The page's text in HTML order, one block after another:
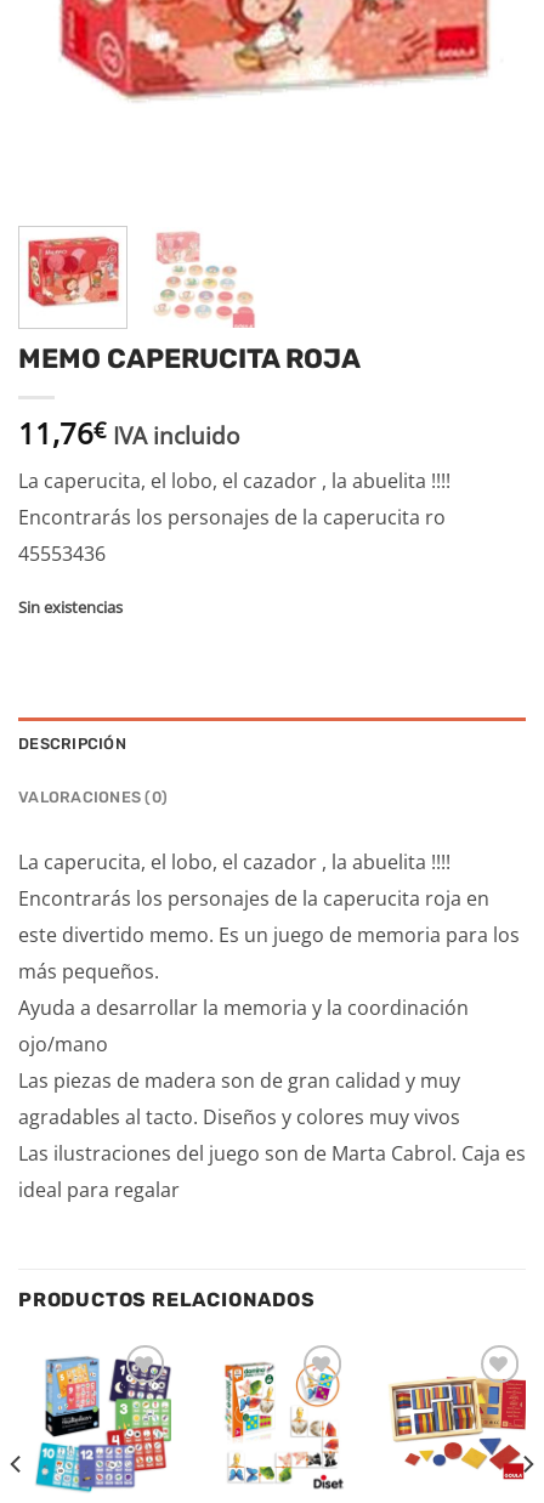
MEMO CAPERUCITA ROJA
11,76€ IVA incluido
La caperucita, el lobo, el cazador , la abuelita !!!!
Encontrarás los personajes de la caperucita ro
45553436
Sin existencias
DESCRIPCIÓN
VALORACIONES (0)
La caperucita, el lobo, el cazador , la abuelita !!!!
Encontrarás los personajes de la caperucita roja en
este divertido memo. Es un juego de memoria para los
más pequeños.
Ayuda a desarrollar la memoria y la coordinación
ojo/mano
Las piezas de madera son de gran calidad y muy
agradables al tacto. Diseños y colores muy vivos
Las ilustraciones del juego son de Marta Cabrol. Caja es
ideal para regalar
PRODUCTOS RELACIONADOS
Añadir
a la
lista de
deseos
Añadir
a la
lista de
deseos
Añadir
a la
lista de
deseos